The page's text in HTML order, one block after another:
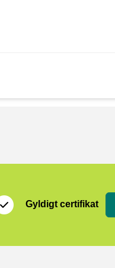
Gyldigt certifikat